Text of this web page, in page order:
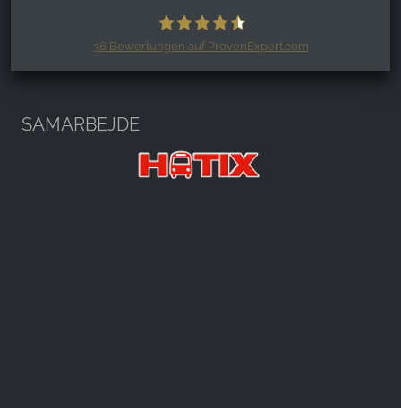
Harzspots.com - Den neuen Harz
36 Bewertungen auf ProvenExpert.com
SAMARBEJDE